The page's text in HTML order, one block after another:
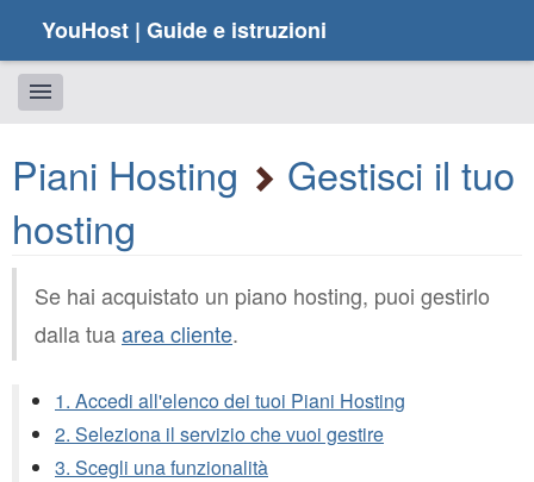
YouHost | Guide e istruzioni
Piani Hosting
Gestisci il tuo
hosting
Se hai acquistato un piano hosting, puoi gestirlo
dalla tuaarea cliente.
1. Accedi all'elenco dei tuoi Piani Hosting
2. Seleziona il servizio che vuoi gestire
3. Scegli una funzionalità